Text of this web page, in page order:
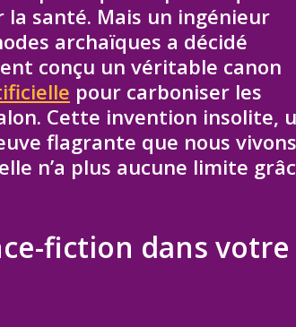
santé. Mais un ingénieur
archaïques a décidé
conçu un véritable canon
pour carboniser les
Cette invention insolite,
flagrante que nous vivons
n’a plus aucune limite
fiction dans votre